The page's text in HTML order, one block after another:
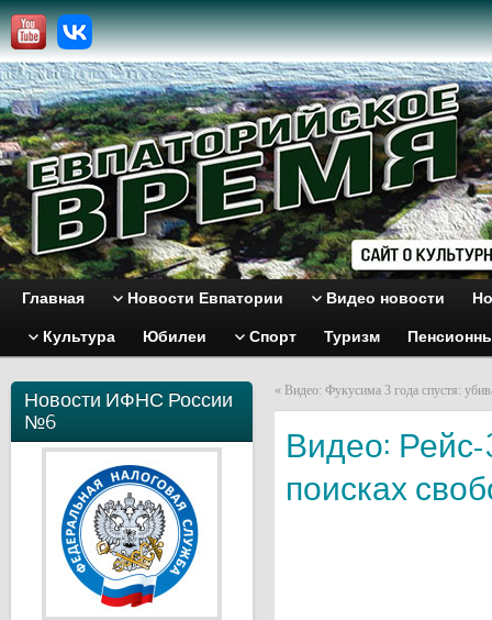
Главная Новости Евпатории Видео новости
Культура Юбилеи Спорт Туризм
Новости ИФНС России
№6
« Видео: Фукусима 3 года спустя:
Видео:
поисках